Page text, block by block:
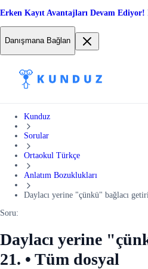
Erken Kayıt Avantajları Devam Ediyor!
Danışmana Bağlan
Kunduz
Sorular
Ortaokul Türkçe
Anlatım Bozuklukları
Daylacı yerine "çünkü" bağlacı
Soru:
Daylacı yerine
21. • Tüm dosyal